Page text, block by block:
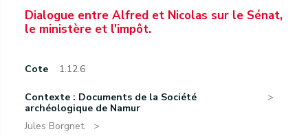
Dialogue entre Alfred et Nicolas sur le Sénat,
le ministère et l'impôt.
Cote 1.12.6
Contexte : Documents de la Société
archéologique de Namur
Jules Borgnet.